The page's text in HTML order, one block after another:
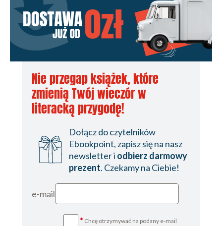
Nie przegap książek, które
zmienią Twój wieczór w
literacką przygodę!
Dołącz do czytelników
Ebookpoint, zapisz się na nasz
newsletter i odbierz darmowy
prezent. Czekamy na Ciebie!
e-mail
* Chcę otrzymywać na podany e-mail